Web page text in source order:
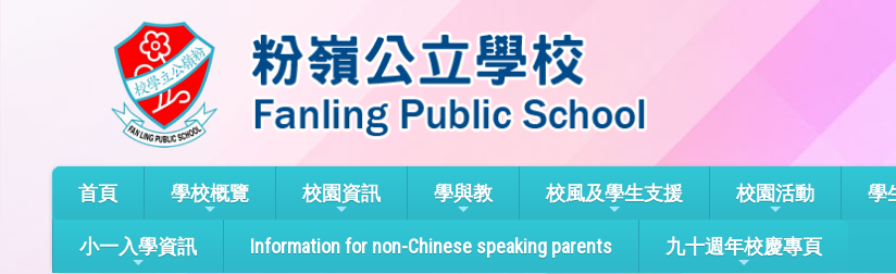
首頁 學校概覽 校園資訊 學與教 校風及學生支援 校園活動 學
小一入學資訊 Information for non-Chinese speaking parents 九十週年校慶專頁